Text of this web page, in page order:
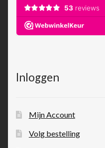
Inloggen
Mijn Account
Volg bestelling